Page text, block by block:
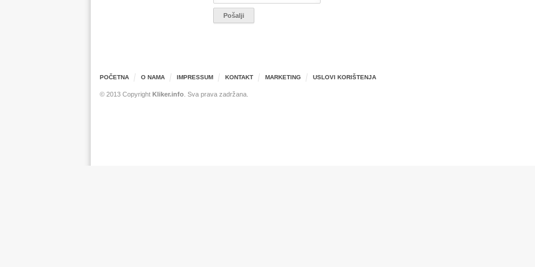
POČETNA O NAMA IMPRESSUM KONTAKT MARKETING USLOVI KORIŠTENJA
© 2013 Copyright Kliker.info . Sva prava zadržana.